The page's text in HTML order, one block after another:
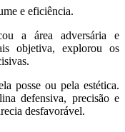
e eficiência.
a área adversária e
objetiva, explorou os
posse ou pela estética.
defensiva, precisão e
desfavorável.